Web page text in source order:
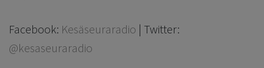
Facebook: Kesäseuraradio | Twitter:
@kesaseuraradio